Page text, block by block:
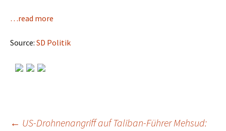
…read more
Source: SD Politik
← US-Drohnenangriff auf Taliban-Führer Mehsud: